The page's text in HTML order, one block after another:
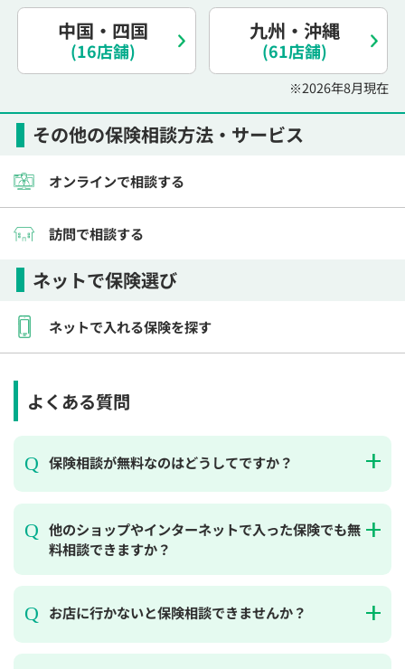
（オンライン保険相談専用）
0120-987-110
平日 / 土日祝日 10:00〜17:00（通話無料）
翌営業日のご連絡となります
その他の保険相談方法・サービス
オンラインで相談する
訪問で相談する
ネットで保険選び
ネットで入れる保険を探す
中国・四国
(16店舗)
九州・沖縄
(61店舗)
※2026年8月現在
よくある質問
保険相談が無料なのはどうしてですか？
他のショップやインターネットで入った保険でも無
料相談できますか？
お店に行かないと保険相談できませんか？